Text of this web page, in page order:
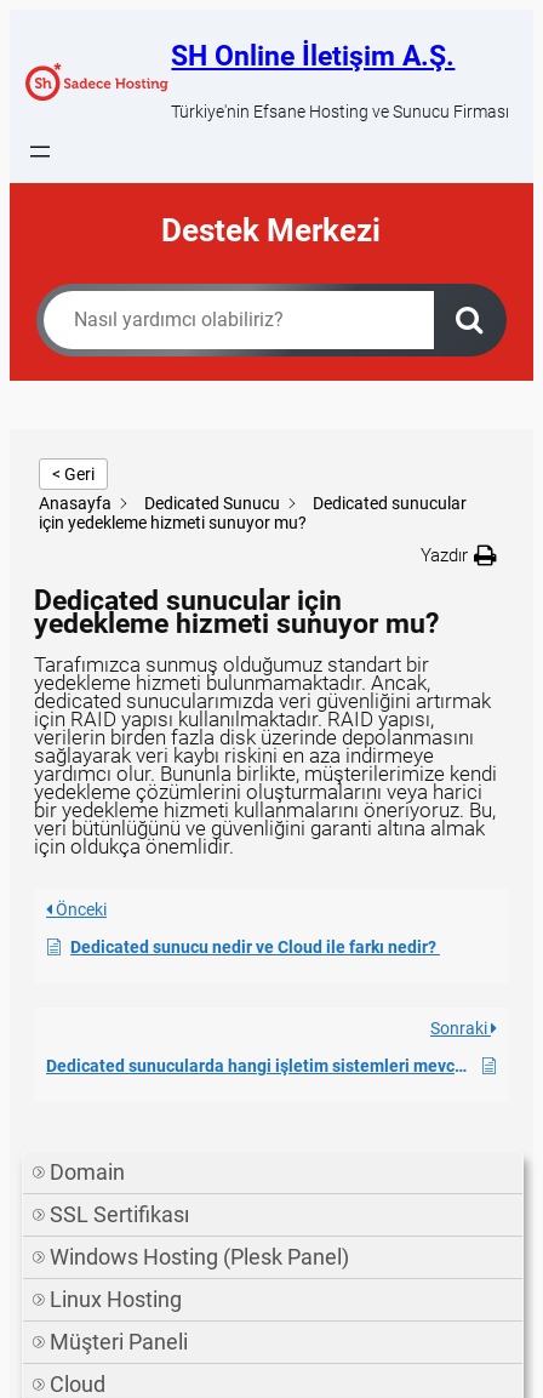
SH Online İletişim A.Ş.
Türkiye'nin Efsane Hosting ve Sunucu Firması
Destek Merkezi
< Geri
Anasayfa
Dedicated Sunucu
Dedicated sunucular
için yedekleme hizmeti sunuyor mu?
Yazdır
Dedicated sunucular için
yedekleme hizmeti sunuyor mu?
Tarafımızca sunmuş olduğumuz standart bir
yedekleme hizmeti bulunmamaktadır. Ancak,
dedicated sunucularımızda veri güvenliğini artırmak
için RAID yapısı kullanılmaktadır. RAID yapısı,
verilerin birden fazla disk üzerinde depolanmasını
sağlayarak veri kaybı riskini en aza indirmeye
yardımcı olur. Bununla birlikte, müşterilerimize kendi
yedekleme çözümlerini oluşturmalarını veya harici
bir yedekleme hizmeti kullanmalarını öneriyoruz. Bu,
veri bütünlüğünü ve güvenliğini garanti altına almak
için oldukça önemlidir.
Önceki
Dedicated sunucu nedir ve Cloud ile farkı nedir?
Sonraki
Dedicated sunucularda hangi işletim sistemleri mevcuttur?
Domain
SSL Sertifikası
Windows Hosting (Plesk Panel)
Linux Hosting
Müşteri Paneli
Cloud